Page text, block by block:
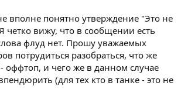
вполне понятно утверждение "Это не
четко вижу, что в сообщении есть
флуд нет. Прошу уважаемых
потрудиться разобраться, что же
оффтоп, и чего же в данном случае
(для тех кто в танке - это не